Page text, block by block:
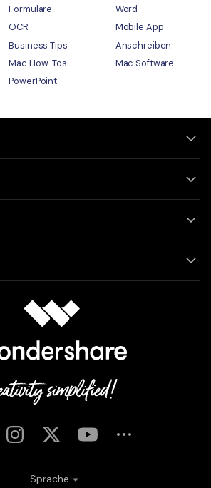
Formulare
Word
OCR
Mobile App
Business Tips
Anschreiben
Mac How-Tos
Mac Software
PowerPoint
Sprache